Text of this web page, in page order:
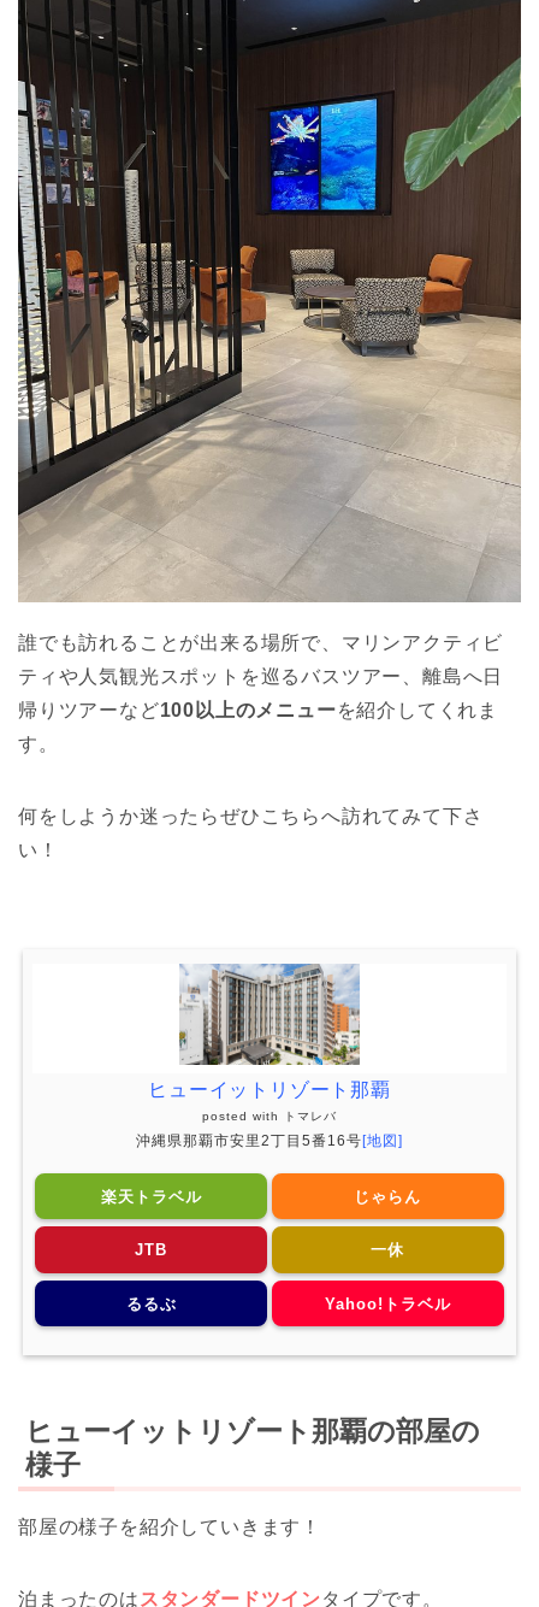
誰でも訪れることが出来る場所で、マリンアクティビ
ティや人気観光スポットを巡るバスツアー、離島へ日
帰りツアーなど100以上のメニューを紹介してくれま
す。
何をしようか迷ったらぜひこちらへ訪れてみて下さ
い！
ヒューイットリゾート那覇
posted with トマレバ
沖縄県那覇市安里2丁目5番16号 [地図]
楽天トラベル じゃらん
JTB 一休
るるぶ Yahoo!トラベル
ヒューイットリゾート那覇の部屋の
様子
部屋の様子を紹介していきます！
泊まったのは スタンダードツインタイプです。